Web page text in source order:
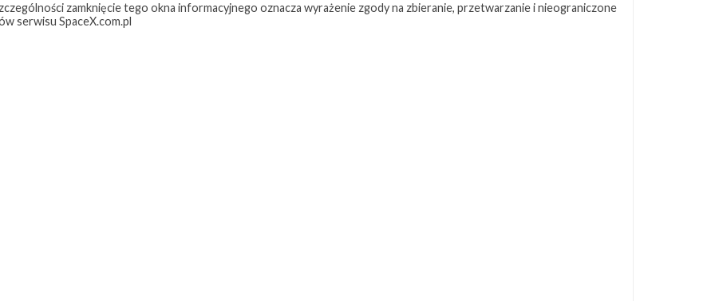
Kosmogadka
zamknięcie tego okna informacyjnego oznacza wyrażenie zgody na zbieranie, przetwarzanie i nieograniczone
serwisu SpaceX.com.pl